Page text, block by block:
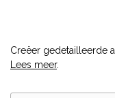
Creëer gedetailleerde
Lees meer.